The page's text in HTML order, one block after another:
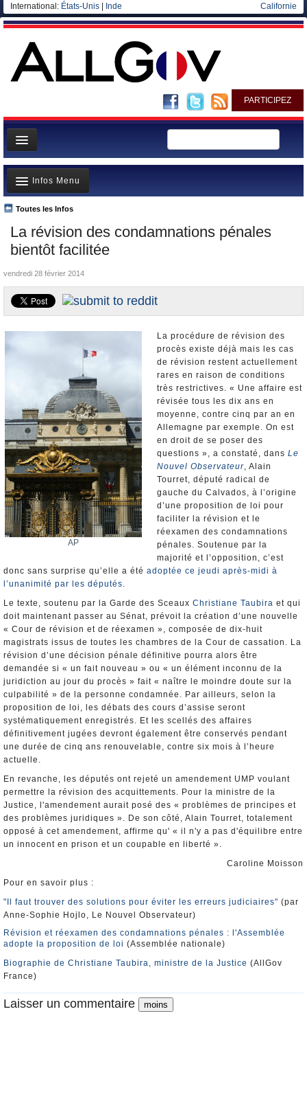
International: États-Unis Inde Californie
PARTICIPEZ
Page d'accueil
Infos
Gouvernement
Ministères/Directions
Blog
Elections européennes
La révision des condamnations pénales
bientôt facilitée
Toutes les Infos
Infos Menu
A la Une
Polémiques
La France et le Monde
Nominations et Démissions
Elections européennes
vendredi 28 février 2014
AP
La procédure de révision des
procès existe déjà mais les cas
de révision restent actuellement
rares en raison de conditions
très restrictives. « Une affaire est
révisée tous les dix ans en
moyenne, contre cinq par an en
Allemagne par exemple. On est
en droit de se poser des
questions », a constaté, dans Le
Nouvel Observateur, Alain
Tourret, député radical de
gauche du Calvados, à l’origine
d’une proposition de loi pour
faciliter la révision et le
réexamen des condamnations
pénales. Soutenue par la
majorité et l’opposition, c’est
donc sans surprise qu’elle a été adoptée ce jeudi après-midi à
l’unanimité par les députés.
Le texte, soutenu par la Garde des Sceaux Christiane Taubira et qui
doit maintenant passer au Sénat, prévoit la création d’une nouvelle
« Cour de révision et de réexamen », composée de dix-huit
magistrats issus de toutes les chambres de la Cour de cassation. La
révision d’une décision pénale définitive pourra alors être
demandée si « un fait nouveau » ou « un élément inconnu de la
juridiction au jour du procès » fait « naître le moindre doute sur la
culpabilité » de la personne condamnée. Par ailleurs, selon la
proposition de loi, les débats des cours d’assise seront
systématiquement enregistrés. Et les scellés des affaires
définitivement jugées devront également être conservés pendant
une durée de cinq ans renouvelable, contre six mois à l’heure
actuelle.
En revanche, les députés ont rejeté un amendement UMP voulant
permettre la révision des acquittements. Pour la ministre de la
Justice, l'amendement aurait posé des « problèmes de principes et
des problèmes juridiques ». De son côté, Alain Tourret, totalement
opposé à cet amendement, affirme qu' « il n'y a pas d'équilibre entre
un innocent en prison et un coupable en liberté ».
Caroline Moisson
Pour en savoir plus :
"Il faut trouver des solutions pour éviter les erreurs judiciaires" (par
Anne-Sophie Hojlo, Le Nouvel Observateur)
Révision et réexamen des condamnations pénales : l'Assemblée
adopte la proposition de loi (Assemblée nationale)
Biographie de Christiane Taubira, ministre de la Justice (AllGov
France)
Laisser un commentaire